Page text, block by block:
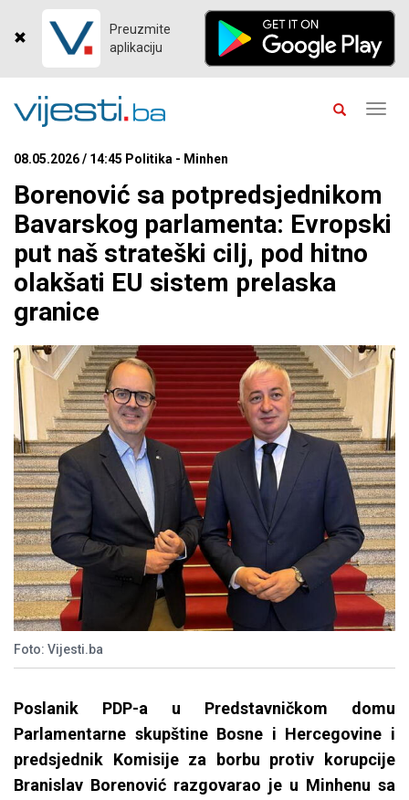
Preuzmite
aplikaciju
08.05.2026 / 14:45 Politika - Minhen
Borenović sa potpredsjednikom
Bavarskog parlamenta: Evropski
put naš strateški cilj, pod hitno
olakšati EU sistem prelaska
granice
Foto: Vijesti.ba
Poslanik PDP-a u Predstavničkom domu
Parlamentarne skupštine Bosne i Hercegovine i
predsjednik Komisije za borbu protiv korupcije
Branislav Borenović razgovarao je u Minhenu sa